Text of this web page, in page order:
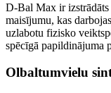
D-Bal Max ir izstrādāts
maisījumu, kas
uzlabotu fizisko
spēcīgā papildinājuma
Olbaltumvielu